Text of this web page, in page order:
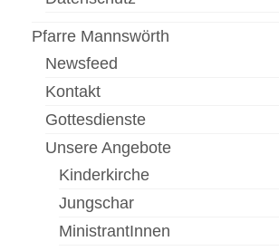
Pfarre Mannswörth
Newsfeed
Kontakt
Gottesdienste
Unsere Angebote
Kinderkirche
Jungschar
MinistrantInnen